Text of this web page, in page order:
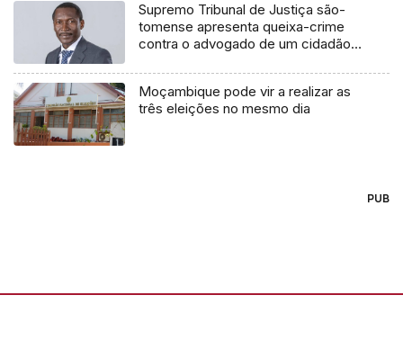
Supremo Tribunal de Justiça são-
tomense apresenta queixa-crime
contra o advogado de um cidadão
Moçambique pode vir a realizar as
três eleições no mesmo dia
PUB